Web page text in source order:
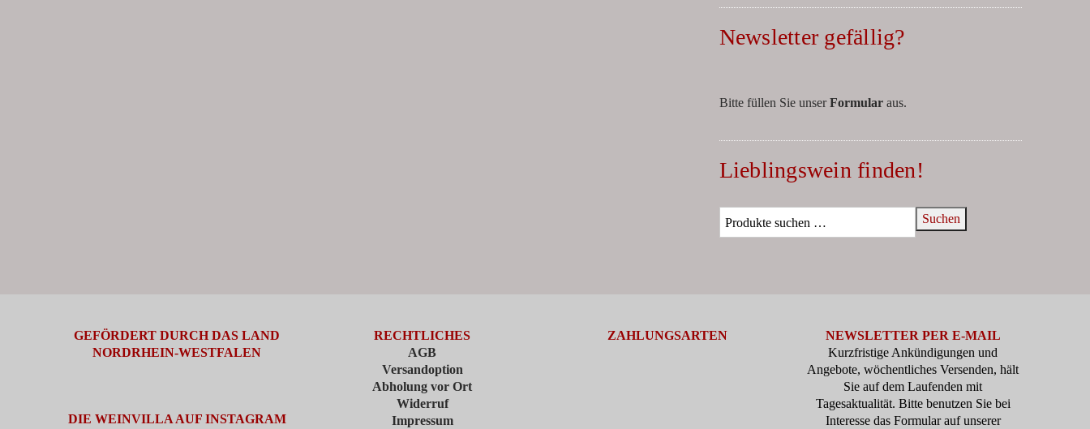
Newsletter gefällig?
Bitte füllen Sie unserFormularaus.
Lieblingswein finden!
Suchen
GEFÖRDERT DURCH DAS LAND
NORDRHEIN-WESTFALEN
DIE WEINVILLA AUF INSTAGRAM
RECHTLICHES
AGB
Versandoption
Abholung vor Ort
Widerruf
Impressum
ZAHLUNGSARTEN
NEWSLETTER PER E-MAIL
Kurzfristige Ankündigungen und
Angebote, wöchentliches Versenden, hält
Sie auf dem Laufenden mit
Tagesaktualität. Bitte benutzen Sie bei
Interesse das Formular auf unserer